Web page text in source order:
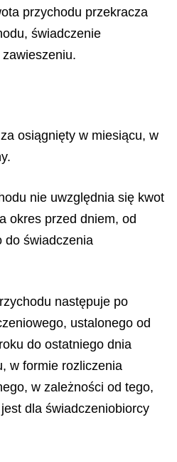
przychodu przekracza
świadczenie
osiągnięty w miesiącu, w
nie uwzględnia się kwot
okres przed dniem, od
do świadczenia
następuje po
ustalonego od
do ostatniego dnia
w formie rozliczenia
w zależności od tego,
dla świadczeniobiorcy